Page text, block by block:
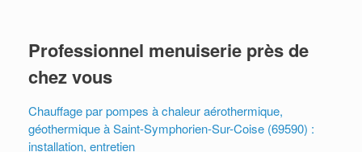
Professionnel menuiserie près de
chez vous
Chauffage par pompes à chaleur aérothermique,
géothermique à Saint-Symphorien-Sur-Coise (69590) :
installation, entretien